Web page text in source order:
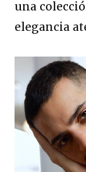
una
elegancia